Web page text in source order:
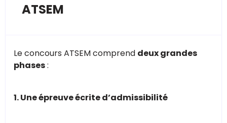
ATSEM
Le concours ATSEM comprend deux grandes
phases:
1. Une épreuve écrite d’admissibilité